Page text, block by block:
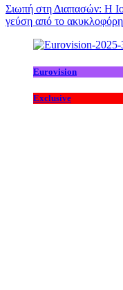
Σιωπή στη Διαπασών: Η
γεύση από το
Eurovision
Exclusive